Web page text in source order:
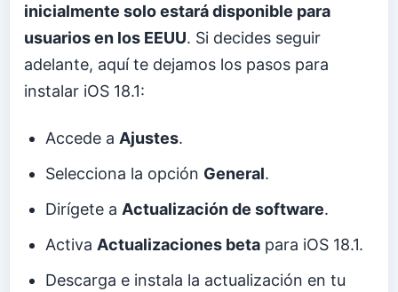
inicialmente solo estará disponible para
usuarios en los EEUU. Si decides seguir
adelante, aquí te dejamos los pasos para
instalar iOS 18.1:
Accede a Ajustes.
Selecciona la opción General.
Dirígete a Actualización de software.
Activa Actualizaciones beta para iOS 18.1.
Descarga e instala la actualización en tu